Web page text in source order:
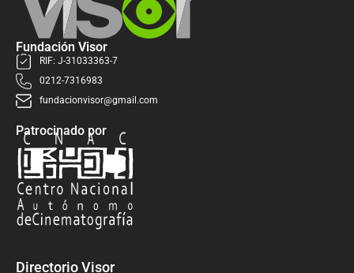
Fundación Visor
RIF: J-31033363-7
0212-7316983
fundacionvisor@gmail.com
Patrocinado por
Directorio Visor